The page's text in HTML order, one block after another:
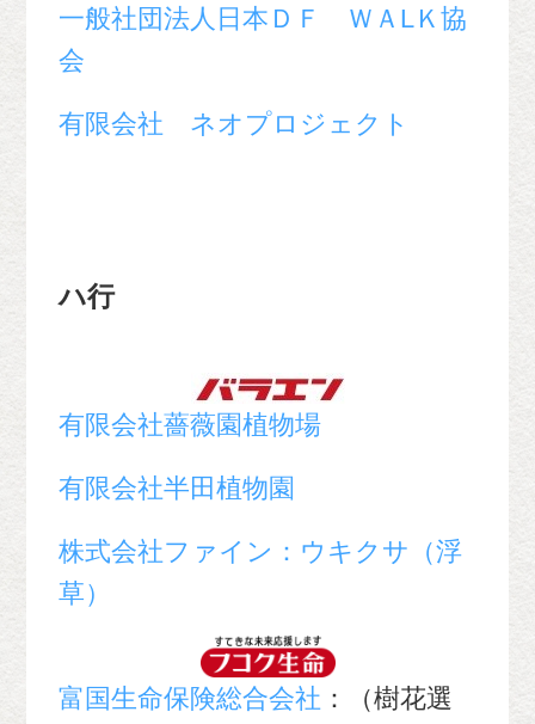
一般社団法人日本ＤＦ ＷＡLＫ協
会
有限会社 ネオプロジェクト
ハ行
有限会社薔薇園植物場
有限会社半田植物園
株式会社ファイン：ウキクサ（浮
草）
富国生命保険総合会社 ：（樹花選